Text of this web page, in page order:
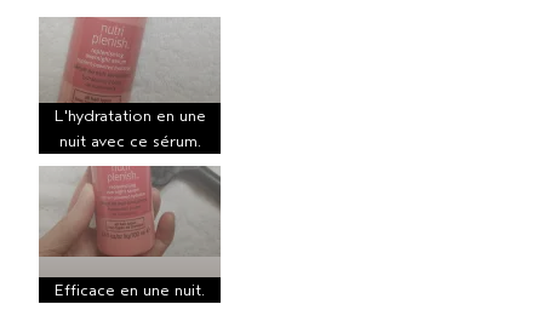
L'hydratation en une
nuit avec ce sérum.
Efficace en une nuit.